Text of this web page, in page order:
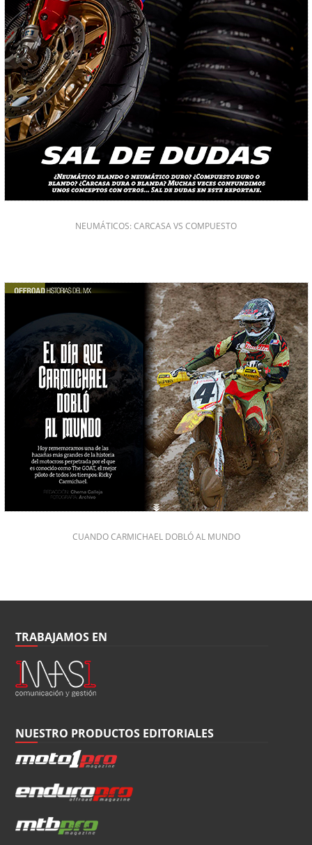
NEUMÁTICOS: CARCASA VS COMPUESTO
CUANDO CARMICHAEL DOBLÓ AL MUNDO
TRABAJAMOS EN
NUESTRO PRODUCTOS EDITORIALES